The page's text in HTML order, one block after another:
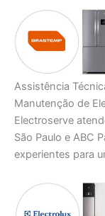
Assistência
Manutenção de
Electroserve
São Paulo e ABC
experientes para